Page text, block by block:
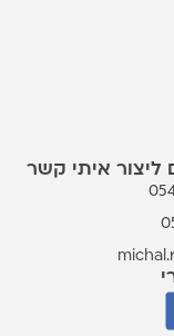
איתי קשר